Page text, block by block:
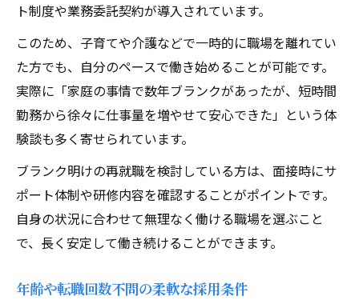
ト制度や業務委託契約が導入されています。
このため、子育てや介護などで一時的に職場を離れてい
た方でも、自分のペースで働き始めることが可能です。
実際に「家庭の事情で数年ブランクがあったが、短時間
勤務から徐々に仕事量を増やせて安心できた」という体
験談も多く寄せられています。
ブランク明けの再就職を検討している方は、面接時にサ
ポート体制や研修内容を確認することがポイントです。
自身の状況に合わせて無理なく働ける職場を選ぶこと
で、長く安定して働き続けることができます。
年齢や転職回数不問の柔軟な採用条件